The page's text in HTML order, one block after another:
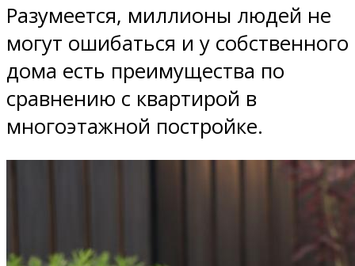
Разумеется, миллионы людей не
могут ошибаться и у собственного
дома есть преимущества по
сравнению с квартирой в
многоэтажной постройке.